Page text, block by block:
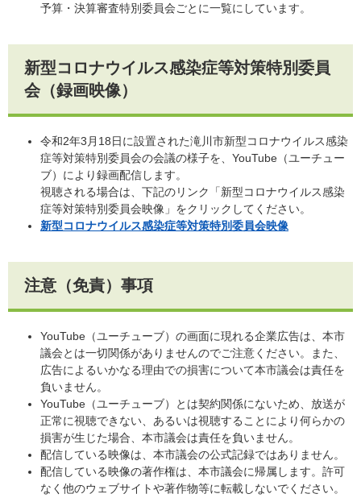
予算・決算審査特別委員会ごとに一覧にしています。
新型コロナウイルス感染症等対策特別委員
会（録画映像）
令和2年3月18日に設置された滝川市新型コロナウイルス感染
症等対策特別委員会の会議の様子を、YouTube（ユーチュー
ブ）により録画配信します。
視聴される場合は、下記のリンク「新型コロナウイルス感染
症等対策特別委員会映像」をクリックしてください。
新型コロナウイルス感染症等対策特別委員会映像
注意（免責）事項
YouTube（ユーチューブ）の画面に現れる企業広告は、本市
議会とは一切関係がありませんのでご注意ください。また、
広告によるいかなる理由での損害について本市議会は責任を
負いません。
YouTube（ユーチューブ）とは契約関係にないため、放送が
正常に視聴できない、あるいは視聴することにより何らかの
損害が生じた場合、本市議会は責任を負いません。
配信している映像は、本市議会の公式記録ではありません。
配信している映像の著作権は、本市議会に帰属します。許可
なく他のウェブサイトや著作物等に転載しないでください。